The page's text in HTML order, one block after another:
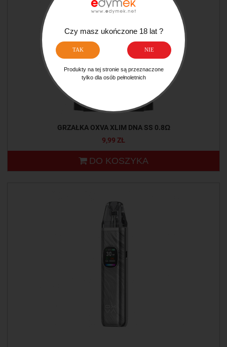
GRZAŁKA OXVA XLIM DNA SS 0.8Ω
9,99 ZŁ
DO KOSZYKA
Czy masz ukończone 18 lat ?
TAK NIE
Produkty na tej stronie są przeznaczone
tylko dla osób pełnoletnich